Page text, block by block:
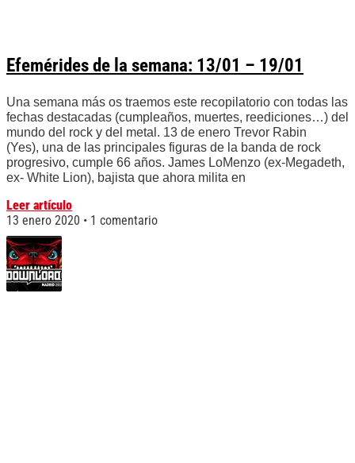
Efemérides de la semana: 13/01 – 19/01
Una semana más os traemos este recopilatorio con todas las
fechas destacadas (cumpleaños, muertes, reediciones…) del
mundo del rock y del metal. 13 de enero Trevor Rabin
(Yes), una de las principales figuras de la banda de rock
progresivo, cumple 66 años. James LoMenzo (ex-Megadeth,
ex- White Lion), bajista que ahora milita en
Leer artículo
13 enero 2020
1 comentario